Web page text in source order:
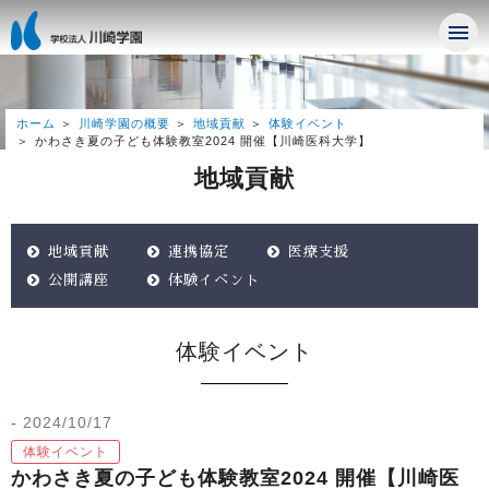
ホーム 川崎学園の概要 地域貢献
体験イベント
かわさき夏の子ども体験教室2024 開催【川崎医科大学】
地域貢献
地域貢献 連携協定
医療支援
公開講座
体験イベント
体験イベント
2024/10/17
体験イベント
かわさき夏の子ども体験教室2024 開催【川崎医